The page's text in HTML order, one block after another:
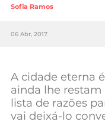
Negócios
Sofia Ramos
06 Abr, 2017
A cidade eterna
ainda lhe restam
lista de razões
vai deixá-lo